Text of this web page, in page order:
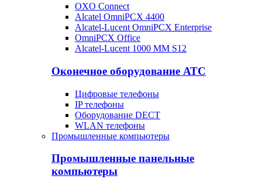
OXO Connect
Alcatel OmniPCX 4400
Alcatel-Lucent OmniPCX Enterprise
OmniPCX Office
Alcatel-Lucent 1000 MM S12
Оконечное оборудование АТС
Цифровые телефоны
IP телефоны
Оборудование DECT
WLAN телефоны
Промышленные компьютеры
Промышленные панельные
компьютеры